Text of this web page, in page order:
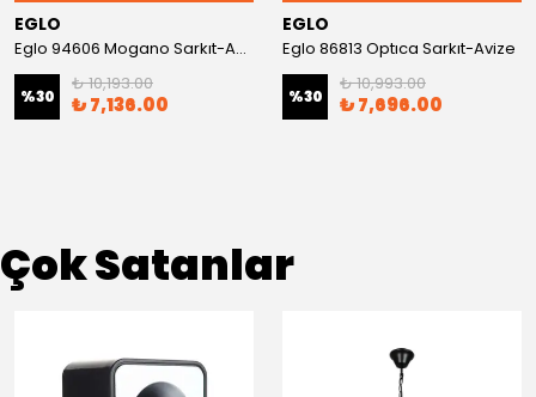
EGLO
Eglo 94606 Mogano Sarkıt-Avize
%30
₺ 10,193.00
₺ 7,136.00
EGLO
Eglo 86813 Optıca Sarkıt-Avize
%30
₺ 10,993.00
₺ 7,696.00
Çok Satanlar